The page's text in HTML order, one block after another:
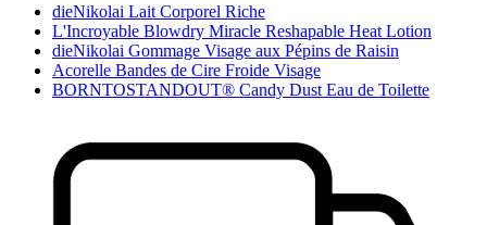
dieNikolai Lait Corporel Riche
L'Incroyable Blowdry Miracle Reshapable Heat Lotion
dieNikolai Gommage Visage aux Pépins de Raisin
Acorelle Bandes de Cire Froide Visage
BORNTOSTANDOUT® Candy Dust Eau de Toilette